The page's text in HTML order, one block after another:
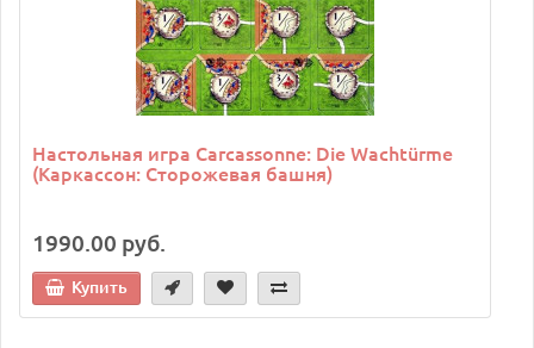
Настольная игра Carcassonne: Die Wachtürme
(Каркассон: Сторожевая башня)
1990.00 руб.
Купить